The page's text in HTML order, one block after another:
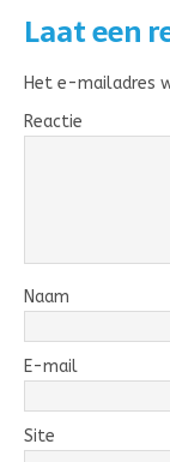
Laat een
Het e-mailadres
Reactie
Naam
E-mail
Site